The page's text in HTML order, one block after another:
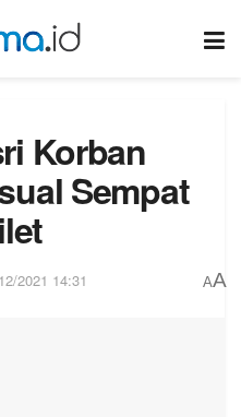
Korban
Sempat
2021 14:31 AA